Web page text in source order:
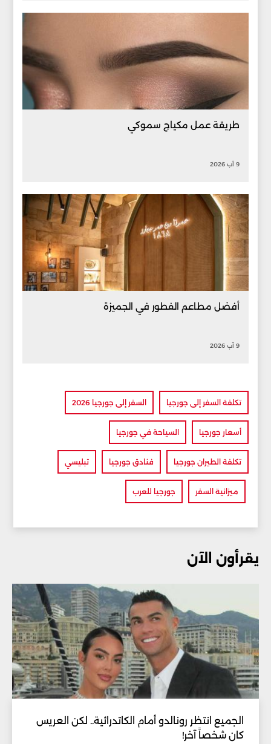
طريقة عمل مكياج سموكي
9 آب 2026
أفضل مطاعم الفطور في الجميزة
9 آب 2026
تكلفة السفر إلى جورجيا السفر إلى جورجيا 2026
أسعار جورجيا السياحة في جورجيا
تكلفة الطيران جورجيا فنادق جورجيا تبليسي
ميزانية السفر جورجيا للعرب
يقرأون الآن
الجميع انتظر رونالدو أمام الكاتدرائية.. لكن العريس
كان شخصاً آخر!